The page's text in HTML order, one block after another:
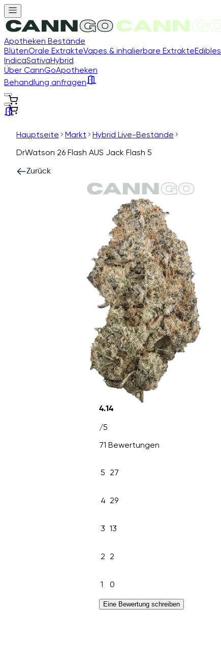
Apotheken Bestände
BlütenOrale ExtrakteVapes & inhalierbare ExtrakteEdibles
IndicaSativaHybrid
Über CannGoApotheken
Behandlung anfragen
Hauptseite Markt
Hybrid Live-Bestände
DrWatson 26 Flash AUS Jack Flash 5
Zurück
4.14
/5
71 Bewertungen
5 27
4 29
3 13
2 2
1 0
Eine Bewertung schreiben